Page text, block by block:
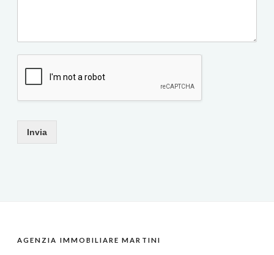
Invia
AGENZIA IMMOBILIARE MARTINI